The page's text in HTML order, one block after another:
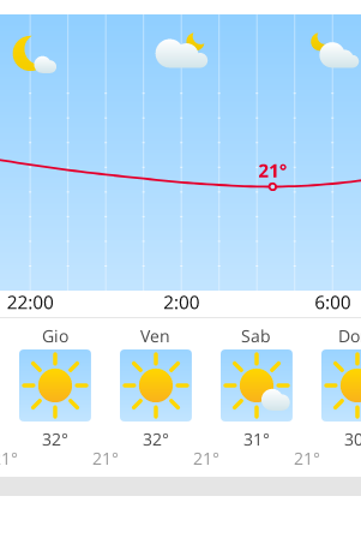
Gio Ven Sab
32°
21°
32°
21°
31°
21°